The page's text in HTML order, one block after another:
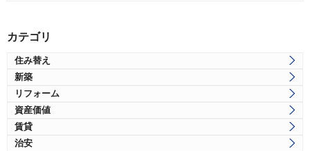
カテゴリ
住み替え
新築
リフォーム
資産価値
賃貸
治安